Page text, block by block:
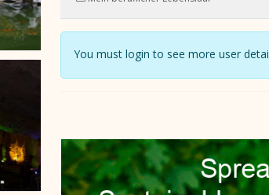
You must login to see more user